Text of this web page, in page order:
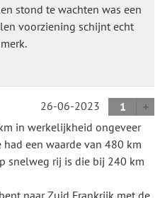
stond te wachten was een
voorziening schijnt echt
26-06-2023
1
in werkelijkheid ongeveer
een waarde van 480 km
snelweg rij is die bij 240 km
naar Zuid Frankrijk met de